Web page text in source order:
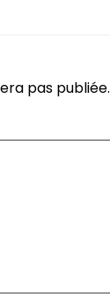
pas publiée.